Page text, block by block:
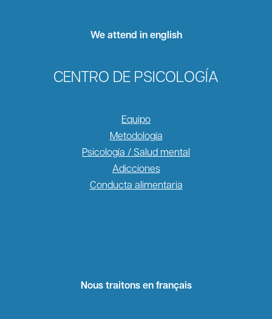
We attend in english
CENTRO DE PSICOLOGÍA
Equipo
Metodología
Psicología / Salud mental
Adicciones
Conducta alimentaria
Nous traitons en français